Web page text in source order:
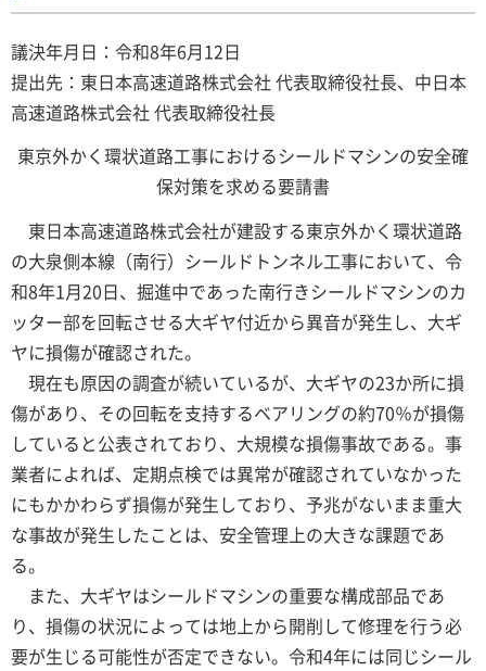
議決年月日：令和8年6月12日
提出先：東日本高速道路株式会社 代表取締役社長、中日本
高速道路株式会社 代表取締役社長
東京外かく環状道路工事におけるシールドマシンの安全確
保対策を求める要請書
東日本高速道路株式会社が建設する東京外かく環状道路
の大泉側本線（南行）シールドトンネル工事において、令
和8年1月20日、掘進中であった南行きシールドマシンのカ
ッター部を回転させる大ギヤ付近から異音が発生し、大ギ
ヤに損傷が確認された。
現在も原因の調査が続いているが、大ギヤの23か所に損
傷があり、その回転を支持するベアリングの約70％が損傷
していると公表されており、大規模な損傷事故である。事
業者によれば、定期点検では異常が確認されていなかった
にもかかわらず損傷が発生しており、予兆がないまま重大
な事故が発生したことは、安全管理上の大きな課題であ
る。
また、大ギヤはシールドマシンの重要な構成部品であ
り、損傷の状況によっては地上から開削して修理を行う必
要が生じる可能性が否定できない。令和4年には同じシール